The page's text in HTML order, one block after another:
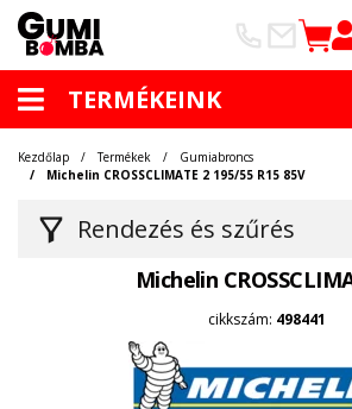
TERMÉKEINK
Rendezés és szűrés
Kezdőlap Termékek
Gumiabroncs
Michelin CROSSCLIMATE 2 195/55 R15 85V
Michelin
cikkszám: 498441